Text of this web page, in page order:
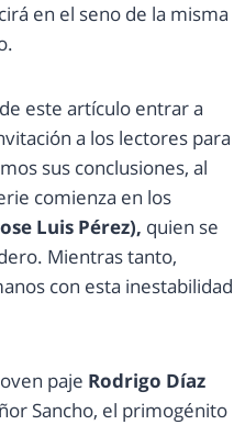
en el seno de la misma
este artículo entrar a
a los lectores para
sus conclusiones, al
comienza en los
Luis Pérez), quien se
Mientras tanto,
con esta inestabilidad
paje Rodrigo Díaz
Sancho, el primogénito